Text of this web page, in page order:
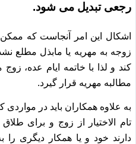
رجعی تبدیل می شود.
اشکال این امر آنجاست که
زوجه به مهریه یا مابذل مطلع
کند و لذا با خاتمه ایام
مطالبه مهریه قرار گیرد.
به علاوه همکاران باید در
تام الاختیار از زوج و برای
دارند خود و یا همکار دیگری